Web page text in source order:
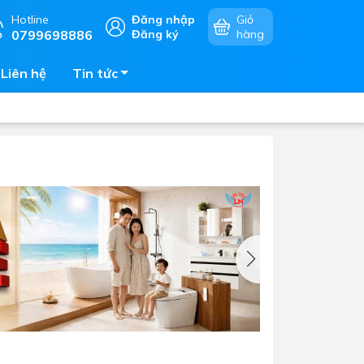
Hotline
0799698886
Đăng nhập
Đăng ký
Giỏ
hàng
Bếp điện - bếp từ âm bàn
Vòi chậu rửa chén
Bếp gas âm bàn
Máy hút khói - hút mùi
Lò vi sóng - lò nướng - lò hấp
Phụ kiện nhà bếp
Liên hệ Tin tức